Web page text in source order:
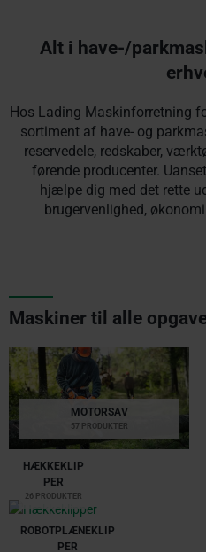
Problemfri leasing af
din Husqvarna
Læs
mere
Alt i have-/
Hos Lading Maskinforretning
sortiment af have- og
reservedele, redskaber,
førende producenter.
hjælpe dig med det rette
brugervenlighed,
Maskiner til alle
MOTORSAV
57 PRODUKTER
HÆKKEKLIP
PER
26 PRODUKTER
ROBOTPLÆNEKLIP
PER